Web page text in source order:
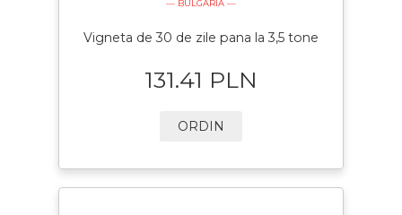
— BULGARIA —
Vigneta de 30 de zile pana la 3,5 tone
131.41 PLN
ORDIN